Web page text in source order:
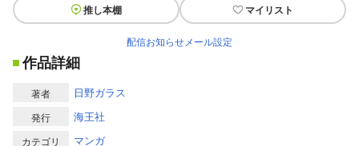
推し本棚 マイリスト
配信お知らせメール設定
作品詳細
著者 日野ガラス
発行 海王社
カテゴリ マンガ